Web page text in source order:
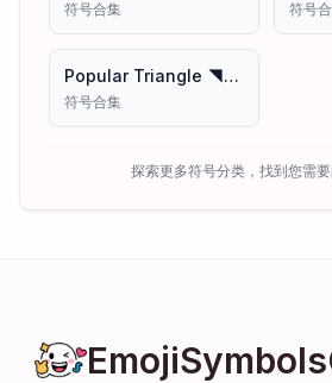
符号合集 符号
Popular Triangle ◥✥◤ ◤✥◣ Emoji Symbols Copy And Paste
符号合集
探索更多符号分类，找到您需